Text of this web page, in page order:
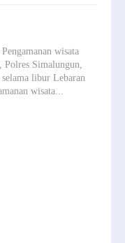
wisata
Simalungun,
libur Lebaran
wisata...